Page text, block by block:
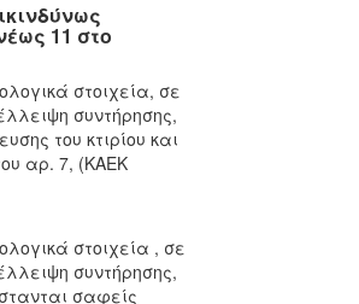
11 στο
στοιχεία, σε
συντήρησης,
του κτιρίου και
αρ. 7, (ΚΑΕΚ
στοιχεία , σε
συντήρησης,
σαφείς